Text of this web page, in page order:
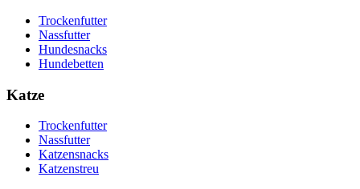
Trockenfutter
Nassfutter
Hundesnacks
Hundebetten
Katze
Trockenfutter
Nassfutter
Katzensnacks
Katzenstreu